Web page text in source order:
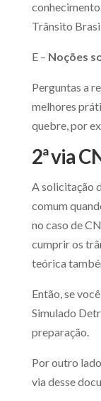
Trânsito
E – Noções
Perguntas a
melhores
quebre, por
2ª via
A solicitação
comum
no caso de
cumprir os
teórica
Então, se
Simulado
preparação.
Por outro
via desse